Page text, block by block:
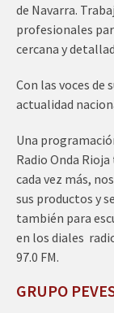
de Navarra.
profesionales
cercana y
Con las voces
actualidad
Una
Radio Onda
cada vez más,
sus productos y
también para
en los diales
97.0 FM.
GRUPO